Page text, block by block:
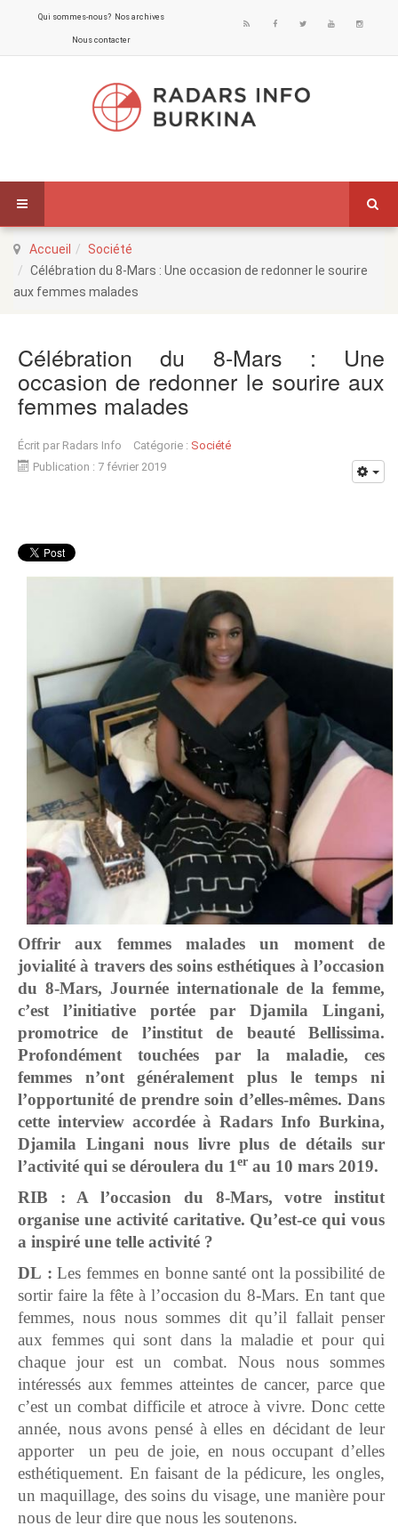
Qui sommes-nous? Nos archives
Nous contacter
Accueil
Société
Célébration du 8-Mars : Une occasion de redonner le sourire
aux femmes malades
Célébration du 8-Mars : Une
occasion de redonner le sourire aux
femmes malades
Écrit par Radars Info Catégorie : Société
Publication : 7 février 2019
Offrir aux femmes malades un moment de
jovialité à travers des soins esthétiques à l’occasion
du 8-Mars, Journée internationale de la femme,
c’est l’initiative portée par Djamila Lingani,
promotrice de l’institut de beauté Bellissima.
Profondément touchées par la maladie, ces
femmes n’ont généralement plus le temps ni
l’opportunité de prendre soin d’elles-mêmes. Dans
cette interview accordée à Radars Info Burkina,
Djamila Lingani nous livre plus de détails sur
l’activité qui se déroulera du 1 er au 10 mars 2019.
RIB : A l’occasion du 8-Mars, votre institut
organise une activité caritative. Qu’est-ce qui vous
a inspiré une telle activité ?
DL : Les femmes en bonne santé ont la possibilité de
sortir faire la fête à l’occasion du 8-Mars. En tant que
femmes, nous nous sommes dit qu’il fallait penser
aux femmes qui sont dans la maladie et pour qui
chaque jour est un combat. Nous nous sommes
intéressés aux femmes atteintes de cancer, parce que
c’est un combat difficile et atroce à vivre. Donc cette
année, nous avons pensé à elles en décidant de leur
apporter un peu de joie, en nous occupant d’elles
esthétiquement. En faisant de la pédicure, les ongles,
un maquillage, des soins du visage, une manière pour
nous de leur dire que nous les soutenons.